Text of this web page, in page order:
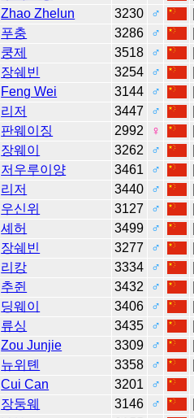
Zhao Zhelun 3230 ♂
푸충 3286 ♂
쿵제 3518 ♂
장쉐빈 3254 ♂
Feng Wei 3144 ♂
리저 3447 ♂
판웨이징 2992 ♀
장웨이 3262 ♂
저우루이양 3461 ♂
리저 3440 ♂
우신위 3127 ♂
셰허 3499 ♂
장쉐빈 3277 ♂
리캉 3334 ♂
추쥔 3432 ♂
딩웨이 3406 ♂
류싱 3435 ♂
Zou Junjie 3309 ♂
뉴위톈 3358 ♂
Cui Can 3201
♂
장둥웨 3146 ♂